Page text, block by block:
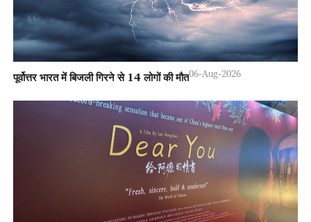
पूर्वोत्तर भारत में बिजली गिरने से 14 लोगों की मौत06-Aug-2026